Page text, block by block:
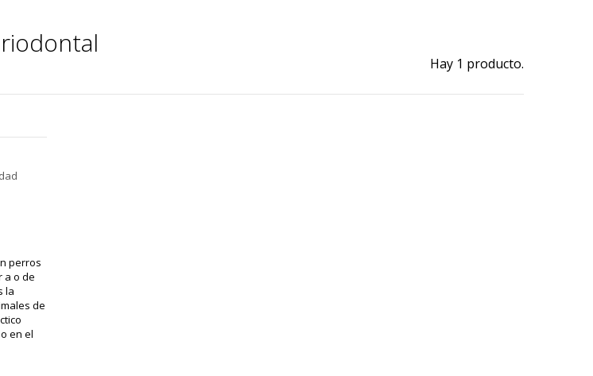
Hay 1 producto.
perros
a o de
la
de
en el